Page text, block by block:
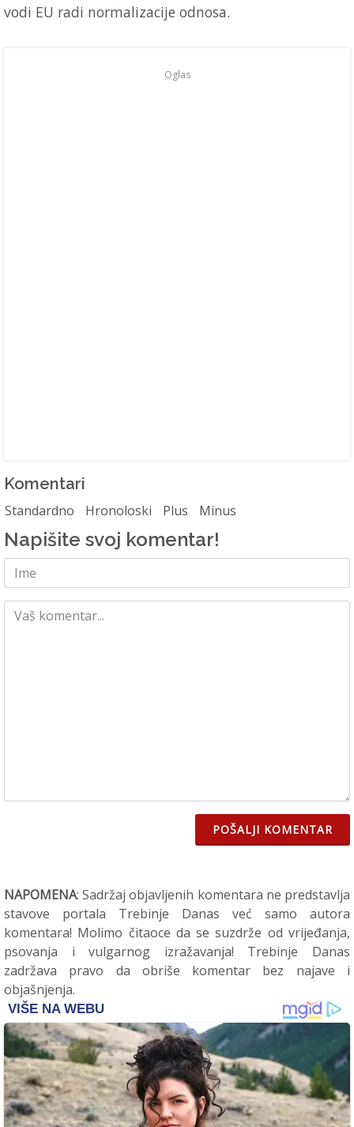
vodi EU radi normalizacije odnosa.
Oglas
Komentari
Standardno Hronoloski Plus Minus
Napišite svoj komentar!
POŠALJI KOMENTAR
NAPOMENA: Sadržaj objavljenih komentara ne predstavlja
stavove portala Trebinje Danas već samo autora
komentara! Molimo čitaoce da se suzdrže od vrijeđanja,
psovanja i vulgarnog izražavanja! Trebinje Danas
zadržava pravo da obriše komentar bez najave i
objašnjenja.